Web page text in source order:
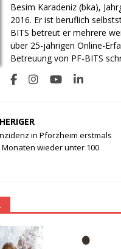
Besim Karadeniz (bka),
2016. Er ist beruflich
BITS betreut er mehrere
über 25-jährigen Online-
Betreuung von PF-BITS
in Pforzheim erstmals
wieder unter 100